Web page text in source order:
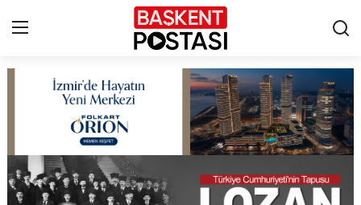
Çerez Politikası
Künye